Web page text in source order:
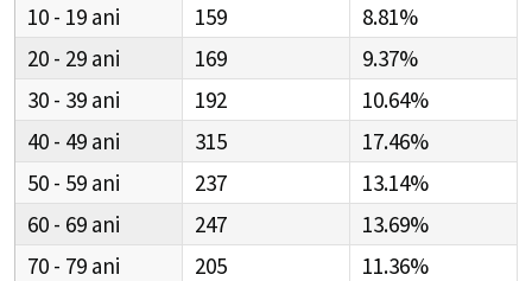
10 - 19
159
8.81%
20 - 29
169
9.37%
30 - 39
192
10.64%
40 - 49
315
17.46%
50 - 59
237
13.14%
60 - 69
247
13.69%
70 - 79
205
11.36%